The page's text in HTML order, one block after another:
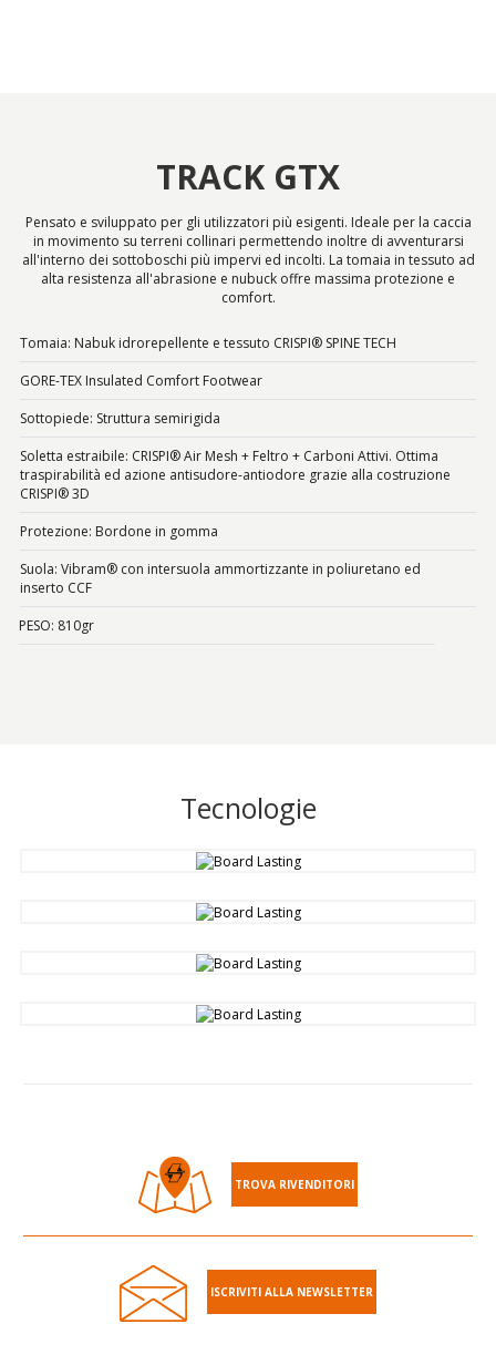
TRACK GTX
Pensato e sviluppato per gli utilizzatori più esigenti. Ideale per la caccia
in movimento su terreni collinari permettendo inoltre di avventurarsi
all'interno dei sottoboschi più impervi ed incolti. La tomaia in tessuto ad
alta resistenza all'abrasione e nubuck offre massima protezione e
comfort.
Tomaia: Nabuk idrorepellente e tessuto CRISPI® SPINE TECH
GORE-TEX Insulated Comfort Footwear
Sottopiede: Struttura semirigida
Soletta estraibile: CRISPI® Air Mesh + Feltro + Carboni Attivi. Ottima
traspirabilità ed azione antisudore-antiodore grazie alla costruzione
CRISPI® 3D
Protezione: Bordone in gomma
Suola: Vibram® con intersuola ammortizzante in poliuretano ed
inserto CCF
PESO: 810gr
Tecnologie
TROVA RIVENDITORI
ISCRIVITI ALLA NEWSLETTER